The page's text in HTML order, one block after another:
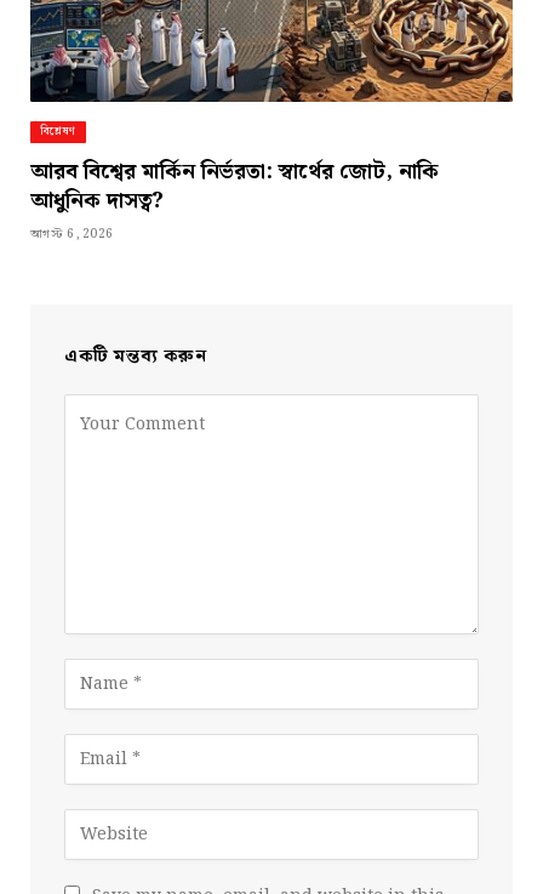
বিশ্লেষণ
আরব বিশ্বের মার্কিন নির্ভরতা: স্বার্থের জোট, নাকি
আধুনিক দাসত্ব?
আগস্ট 6, 2026
একটি মন্তব্য করুন